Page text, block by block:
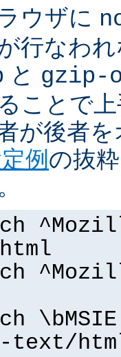
ウザに
行なわ
と gzip-
ことで
が後者
例 の抜
text/